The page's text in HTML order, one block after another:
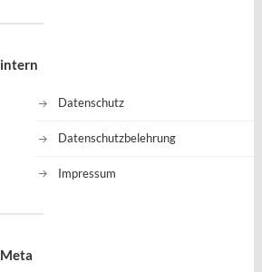
intern
Datenschutz
Datenschutzbelehrung
Impressum
Meta